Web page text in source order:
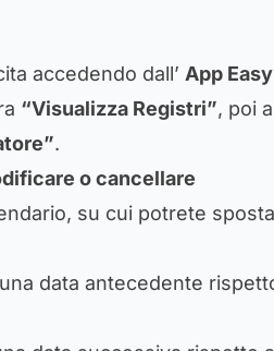
accedendo dall’ App
“Visualizza Registri”, poi
.
o cancellare
su cui potrete
data antecedente